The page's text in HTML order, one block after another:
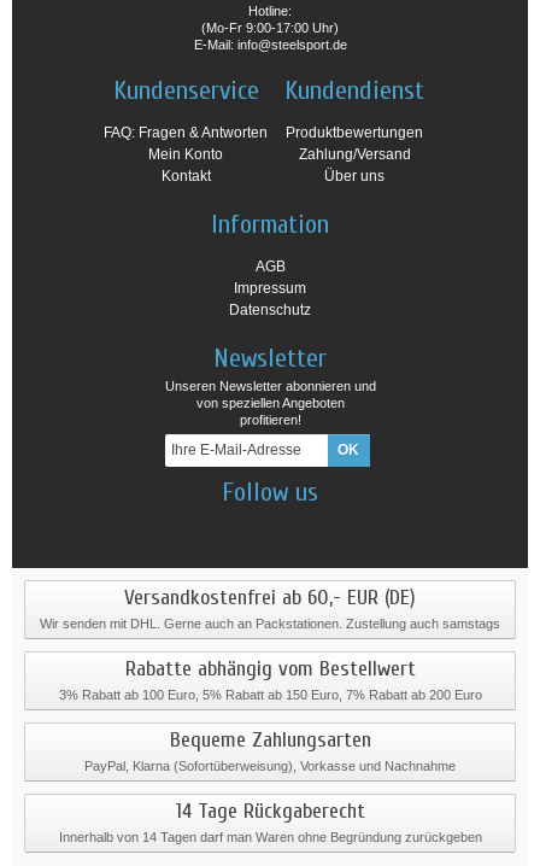
Hotline:
(Mo-Fr 9:00-17:00 Uhr)
E-Mail: info@steelsport.de
Kundenservice
FAQ: Fragen & Antworten
Mein Konto
Kontakt
Kundendienst
Produktbewertungen
Zahlung/Versand
Über uns
Information
AGB
Impressum
Datenschutz
Newsletter
Unseren Newsletter abonnieren und
von speziellen Angeboten
profitieren!
Follow us
Versandkostenfrei ab 60,- EUR (DE)
Wir senden mit DHL. Gerne auch an Packstationen. Zustellung auch samstags
Rabatte abhängig vom Bestellwert
3% Rabatt ab 100 Euro, 5% Rabatt ab 150 Euro, 7% Rabatt ab 200 Euro
Bequeme Zahlungsarten
PayPal, Klarna (Sofortüberweisung), Vorkasse und Nachnahme
14 Tage Rückgaberecht
Innerhalb von 14 Tagen darf man Waren ohne Begründung zurückgeben